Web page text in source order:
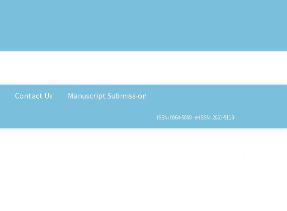
Contact Us Manuscript Submission
ISSN: 0564-5050 · e-ISSN: 2651-5113